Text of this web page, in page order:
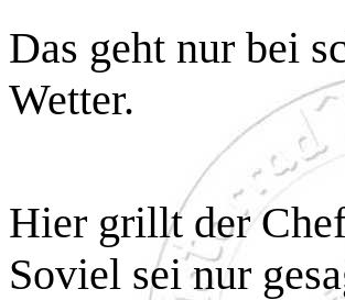
Das geht nur bei
Wetter.
Hier grillt der
Soviel sei nur